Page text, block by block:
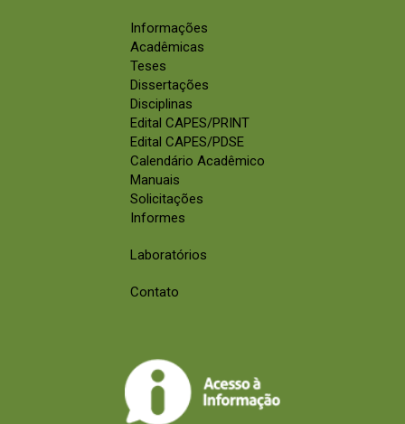
Informações
Acadêmicas
Teses
Dissertações
Disciplinas
Edital CAPES/PRINT
Edital CAPES/PDSE
Calendário Acadêmico
Manuais
Solicitações
Informes
Laboratórios
Contato